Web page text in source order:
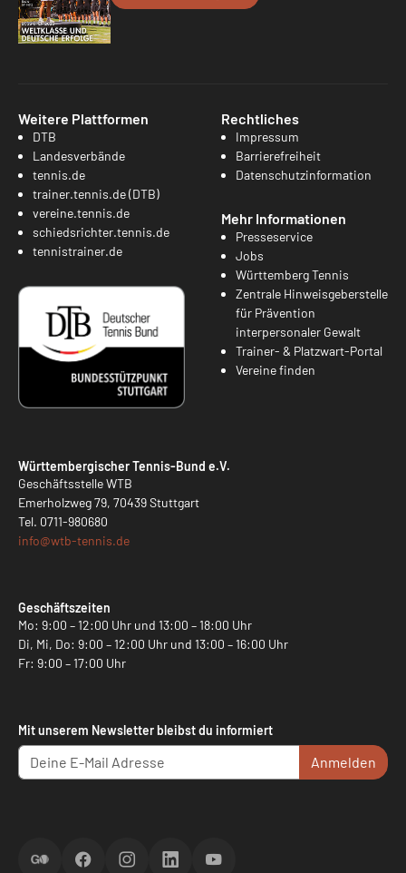
Weitere Plattformen
DTB
Landesverbände
tennis.de
trainer.tennis.de (DTB)
vereine.tennis.de
schiedsrichter.tennis.de
tennistrainer.de
Rechtliches
Impressum
Barrierefreiheit
Datenschutzinformation
Mehr Informationen
Presseservice
Jobs
Württemberg Tennis
Zentrale Hinweisgeberstelle
für Prävention
interpersonaler Gewalt
Trainer- & Platzwart-Portal
Vereine finden
Württembergischer Tennis-Bund e.V.
Geschäftsstelle WTB
Emerholzweg 79, 70439 Stuttgart
Tel. 0711-980680
info@wtb-tennis.de
Geschäftszeiten
Mo: 9:00 – 12:00 Uhr und 13:00 – 18:00 Uhr
Di, Mi, Do: 9:00 – 12:00 Uhr und 13:00 – 16:00 Uhr
Fr: 9:00 – 17:00 Uhr
Mit unserem Newsletter bleibst du informiert
Anmelden
ScoreGOFacebookInstagramLinkedInYouTube